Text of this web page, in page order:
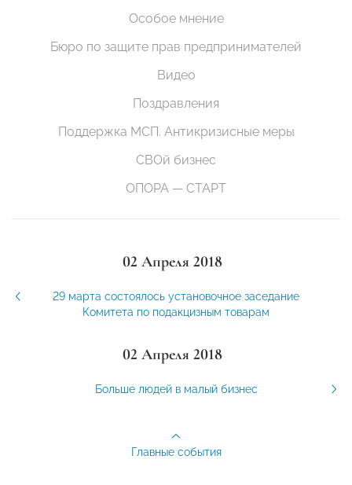
Особое мнение
Бюро по защите прав предпринимателей
Видео
Поздравления
Поддержка МСП. Антикризисные меры
СВОй бизнес
ОПОРА — СТАРТ
02 Апреля 2018
29 марта состоялось установочное заседание
Комитета по подакцизным товарам
02 Апреля 2018
Больше людей в малый бизнес
Главные события